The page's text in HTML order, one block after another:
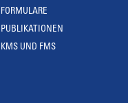
FORMULARE
PUBLIKATIONEN
KMS UND FMS